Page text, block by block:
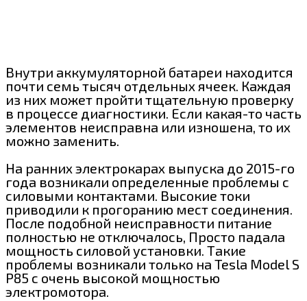
Внутри аккумуляторной батареи находится
почти семь тысяч отдельных ячеек. Каждая
из них может пройти тщательную проверку
в процессе диагностики. Если какая-то часть
элементов неисправна или изношена, то их
можно заменить.
На ранних электрокарах выпуска до 2015-го
года возникали определенные проблемы с
силовыми контактами. Высокие токи
приводили к прогоранию мест соединения.
После подобной неисправности питание
полностью не отключалось, Просто падала
мощность силовой установки. Такие
проблемы возникали только на Tesla Model S
P85 с очень высокой мощностью
электромотора.